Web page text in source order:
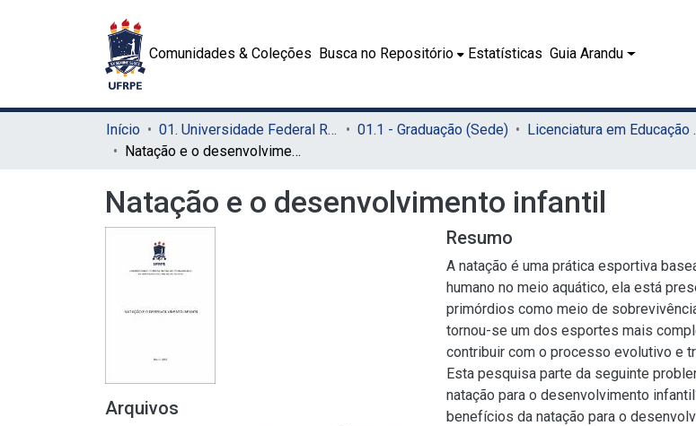
Comunidades & Coleções Busca no Repositório Estatísticas Guia Arandu
Início 01. Universidade Federal Rural de Pernambuco - UFRPE (Sede) 01.1 - Graduação (Sede)
Natação e o desenvolvimento infantil
Natação e o desenvolvimento infantil
Arquivos
Resumo
A natação é uma prática esportiva
humano no meio aquático, ela está
primórdios como meio de
tornou-se um dos esportes mais
contribuir com o processo evolutivo e
Esta pesquisa parte da seguinte
natação para o desenvolvimento
benefícios da natação para o